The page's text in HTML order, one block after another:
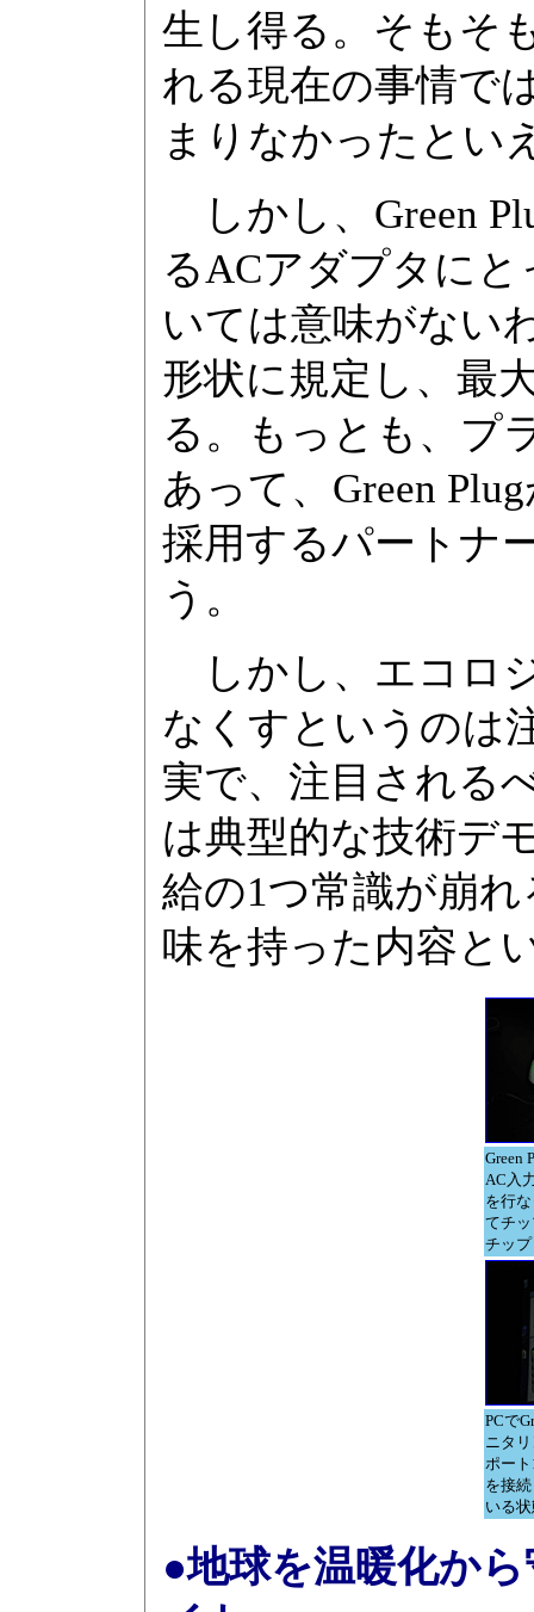
生し得る。そもそ
れる現在の事情で
まりなかったとい
しかし、Green
るACアダプタに
いては意味がない
形状に規定し、最
る。もっとも、プ
あって、Green
採用するパートナ
う。
しかし、エコロ
なくすというのは
実で、注目される
は典型的な技術デ
給の1つ常識が崩
味を持った内容と
Green
AC入
を行
てチ
チップ
PCで
ニタ
ポー
を接
いる
●地球を温暖化か